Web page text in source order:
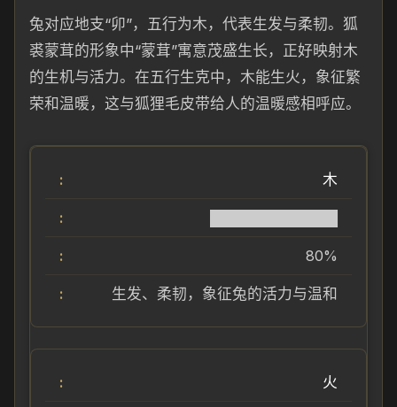
兔对应地支“卯”，五行为木，代表生发与柔韧。狐
裘蒙茸的形象中“蒙茸”寓意茂盛生长，正好映射木
的生机与活力。在五行生克中，木能生火，象征繁
荣和温暖，这与狐狸毛皮带给人的温暖感相呼应。
木
80%
生发、柔韧，象征兔的活力与温和
火